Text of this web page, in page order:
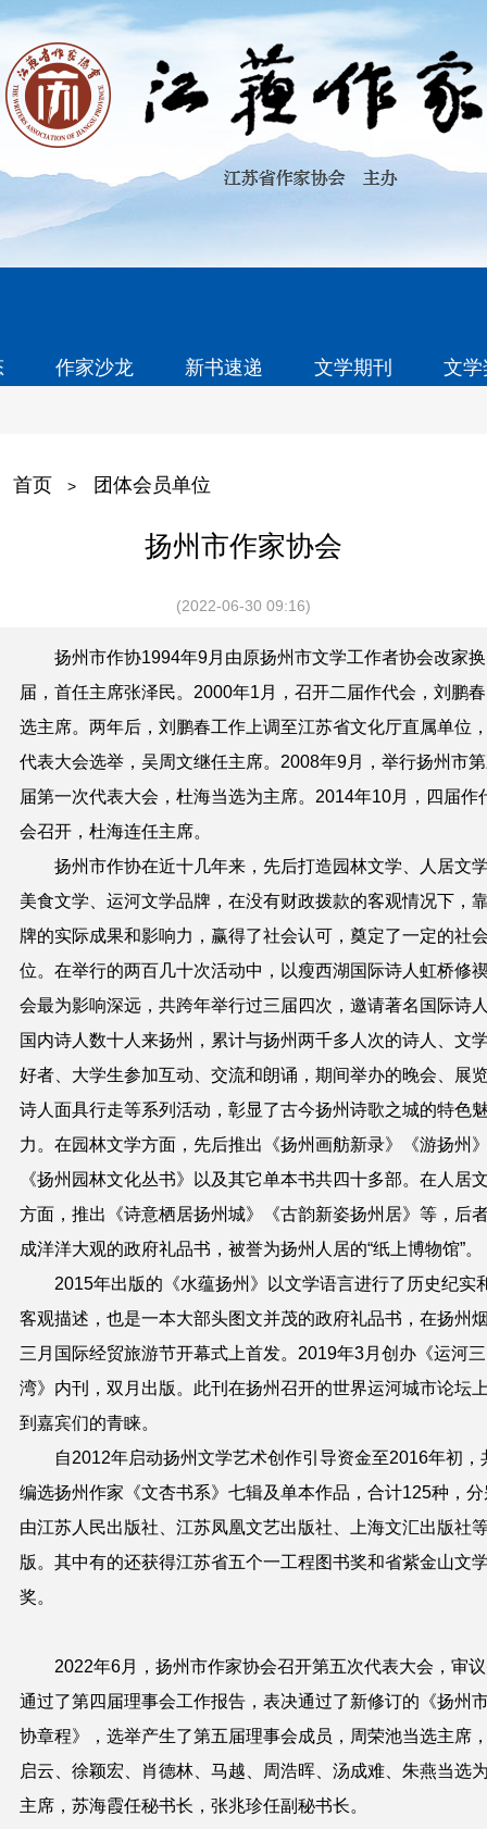
作家沙龙 新书速递 文学期刊 文
首页 > 团体会员单位
扬州市作家协会
(2022-06-30 09:16)
扬州市作协1994年9月由原扬州市文学工作者协会改家换
届，首任主席张泽民。2000年1月，召开二届作代会，刘鹏
选主席。两年后，刘鹏春工作上调至江苏省文化厅直属单位
代表大会选举，吴周文继任主席。2008年9月，举行扬州市
届第一次代表大会，杜海当选为主席。2014年10月，四届作
会召开，杜海连任主席。
扬州市作协在近十几年来，先后打造园林文学、人居文
美食文学、运河文学品牌，在没有财政拨款的客观情况下，
牌的实际成果和影响力，赢得了社会认可，奠定了一定的社
位。在举行的两百几十次活动中，以瘦西湖国际诗人虹桥修
会最为影响深远，共跨年举行过三届四次，邀请著名国际诗
国内诗人数十人来扬州，累计与扬州两千多人次的诗人、文
好者、大学生参加互动、交流和朗诵，期间举办的晚会、展
诗人面具行走等系列活动，彰显了古今扬州诗歌之城的特色
力。在园林文学方面，先后推出《扬州画舫新录》《游扬州
《扬州园林文化丛书》以及其它单本书共四十多部。在人居
方面，推出《诗意栖居扬州城》《古韵新姿扬州居》等，后
成洋洋大观的政府礼品书，被誉为扬州人居的“纸上博物馆”。
2015年出版的《水蕴扬州》以文学语言进行了历史纪实
客观描述，也是一本大部头图文并茂的政府礼品书，在扬州
三月国际经贸旅游节开幕式上首发。2019年3月创办《运河三
湾》内刊，双月出版。此刊在扬州召开的世界运河城市论坛
到嘉宾们的青睐。
自2012年启动扬州文学艺术创作引导资金至2016年初，
编选扬州作家《文杏书系》七辑及单本作品，合计125种，分
由江苏人民出版社、江苏凤凰文艺出版社、上海文汇出版社
版。其中有的还获得江苏省五个一工程图书奖和省紫金山文
奖。
2022年6月，扬州市作家协会召开第五次代表大会，审
通过了第四届理事会工作报告，表决通过了新修订的《扬州
协章程》，选举产生了第五届理事会成员，周荣池当选主席
启云、徐颖宏、肖德林、马越、周浩晖、汤成难、朱燕当选
主席，苏海霞任秘书长，张兆珍任副秘书长。